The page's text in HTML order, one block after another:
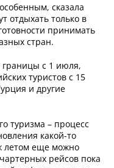
сказала
отдыхать только в
принимать
стран.
границы с 1 июля,
туристов с 15
и другие
туризма – процесс
какой-то
летом еще можно
рейсов пока